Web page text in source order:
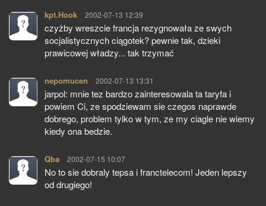
kpt.Hook pisze:
2002-07-13 12:39
czyżby wreszcie francja rezygnowała ze swych
socjalistycznych ciągotek? pewnie tak, dzieki
prawicowej władzy... tak trzymać
nepomucen pisze:
2002-07-13 13:31
jarpol: mnie tez bardzo zainteresowala ta taryfa i
powiem Ci, ze spodziewam sie czegos naprawde
dobrego, problem tylko w tym, ze my ciagle nie wiemy
kiedy ona bedzie.
Qba pisze:
2002-07-15 10:07
No to sie dobraly tepsa i franctelecom! Jeden lepszy
od drugiego!